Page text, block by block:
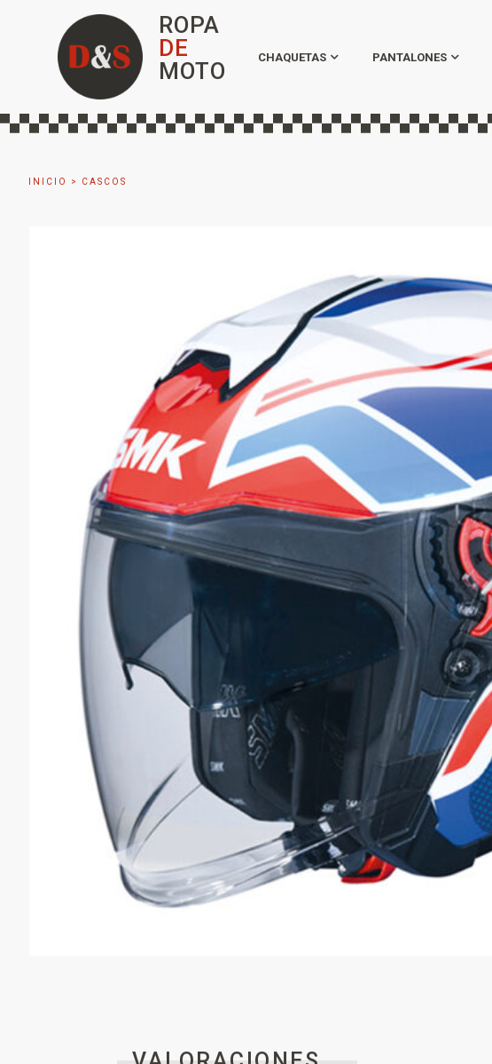
ROPA
DE
MOTO
CHAQUETAS PANTALONES
INICIO > CASCOS